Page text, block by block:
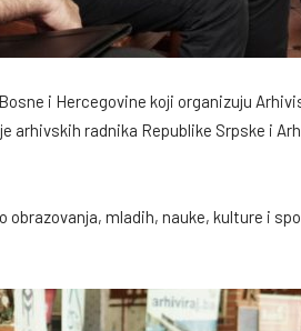
i Hercegovine koji organizuju
arhivskih radnika Republike Srpske i
mladih, nauke, kulture i